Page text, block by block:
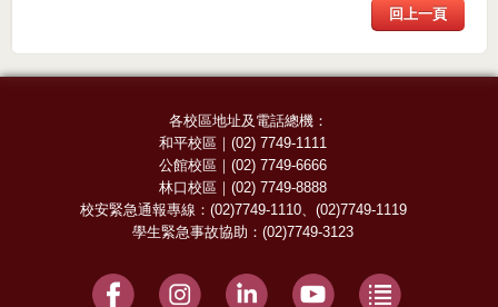
回上一頁
各校區地址及電話總機：
和平校區 ｜(02) 7749-1111
公館校區 ｜(02) 7749-6666
林口校區 ｜(02) 7749-8888
校安緊急通報專線： (02)7749-1110、 (02)7749-1119
學生緊急事故協助：(02)7749-3123